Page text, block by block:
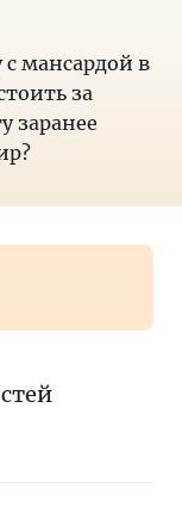
мансардой в
за
заранее